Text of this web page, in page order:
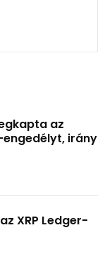
az
irány
XRP Ledger-